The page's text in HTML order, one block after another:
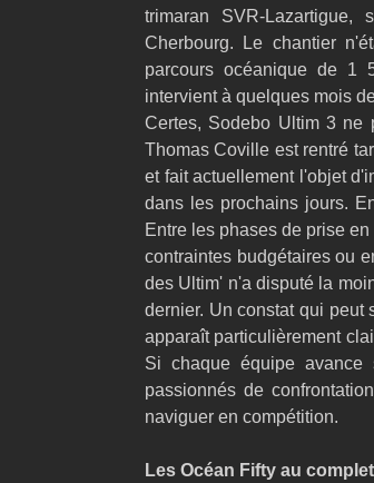
trimaran SVR-
Cherbourg. Le chantier
parcours océanique de 1
intervient à quelques mois
Certes, Sodebo Ultim 3 ne
Thomas Coville est rentré
et fait actuellement l'objet
dans les prochains jours.
Entre les phases de prise
contraintes budgétaires ou
des Ultim' n'a disputé la
dernier. Un constat qui peut
apparaît particulièrement
Si chaque équipe avance
passionnés de
naviguer en compétition.
Les Océan Fifty au complet